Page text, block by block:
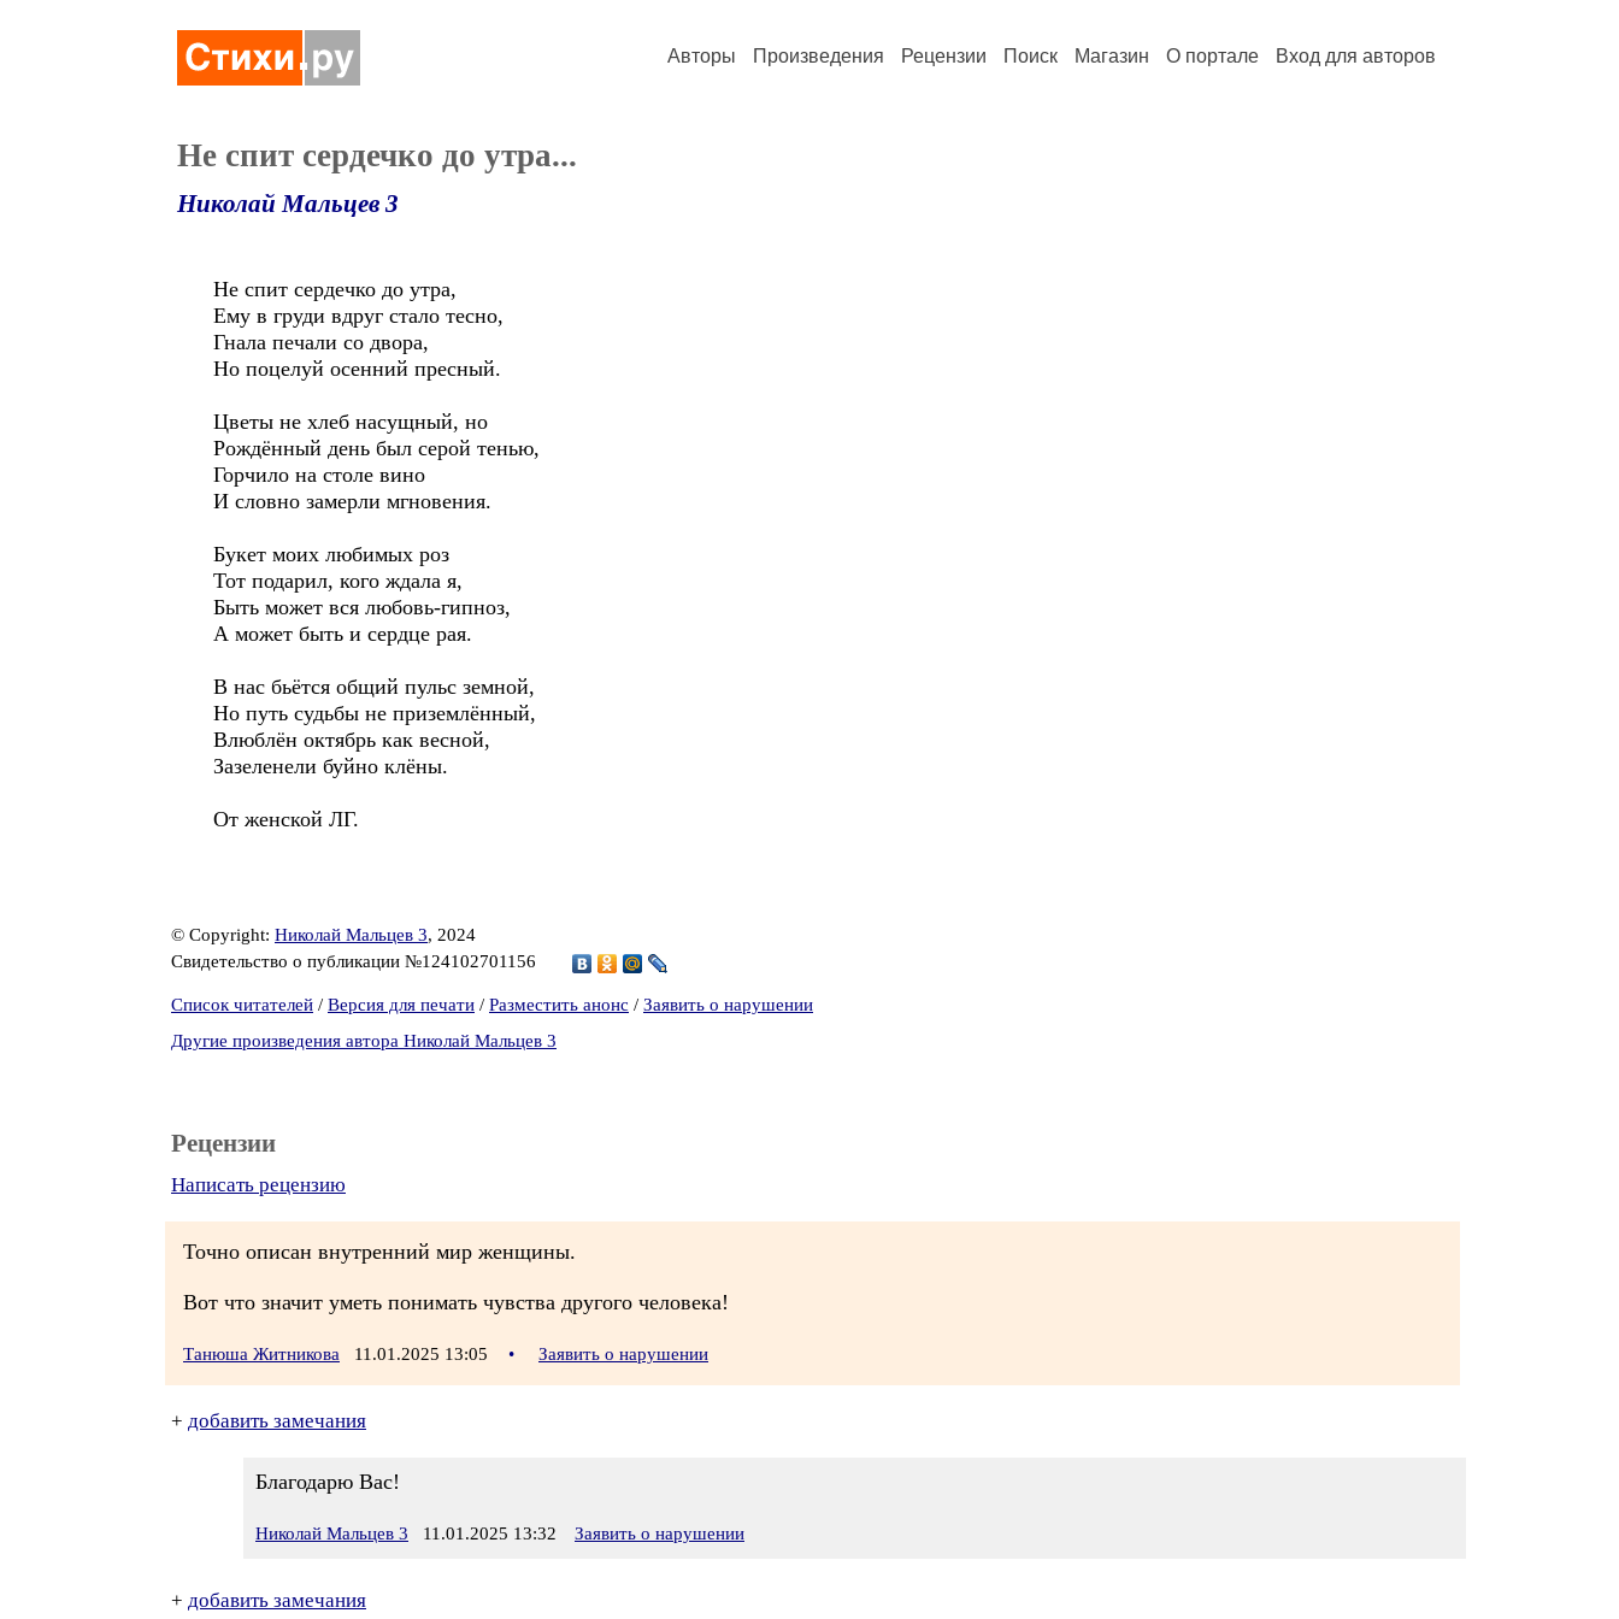
Авторы Произведения Рецензии Поиск Магазин О портале Вход для авторов
Не спит сердечко до утра...
Николай Мальцев 3
Не спит сердечко до утра,
Ему в груди вдруг стало тесно,
Гнала печали со двора,
Но поцелуй осенний пресный.
Цветы не хлеб насущный, но
Рождённый день был серой тенью,
Горчило на столе вино
И словно замерли мгновения.
Букет моих любимых роз
Тот подарил, кого ждала я,
Быть может вся любовь-гипноз,
А может быть и сердце рая.
В нас бьётся общий пульс земной,
Но путь судьбы не приземлённый,
Влюблён октябрь как весной,
Зазеленели буйно клёны.
От женской ЛГ.
© Copyright: Николай Мальцев 3, 2024
Свидетельство о публикации №124102701156
Список читателей / Версия для печати / Разместить анонс / Заявить о нарушении
Другие произведения автора Николай Мальцев 3
Рецензии
Написать рецензию
Точно описан внутренний мир женщины.
Вот что значит уметь понимать чувства другого человека!
Танюша Житникова 11.01.2025 13:05 • Заявить о нарушении
+ добавить замечания
Благодарю Вас!
Николай Мальцев 3 11.01.2025 13:32 Заявить о нарушении
+ добавить замечания